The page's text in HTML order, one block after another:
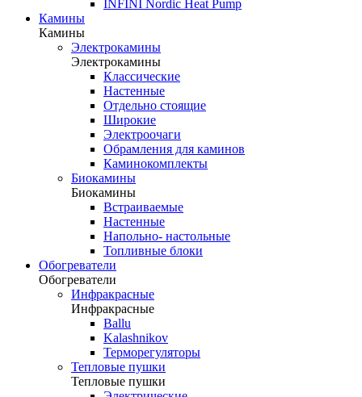
INFINI Nordic Heat Pump
Камины
Камины
Электрокамины
Электрокамины
Классические
Настенные
Отдельно стоящие
Широкие
Электроочаги
Обрамления для каминов
Каминокомплекты
Биокамины
Биокамины
Встраиваемые
Настенные
Напольно- настольные
Топливные блоки
Обогреватели
Обогреватели
Инфракрасные
Инфракрасные
Ballu
Kalashnikov
Терморегуляторы
Тепловые пушки
Тепловые пушки